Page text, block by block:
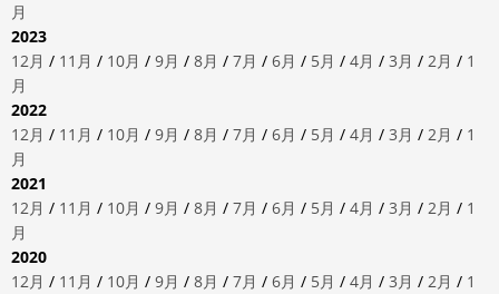
月
2023
12月 / 11月 / 10月 / 9月 / 8月 / 7月 / 6月 / 5月 / 4月 / 3月 / 2月 / 1
月
2022
12月 / 11月 / 10月 / 9月 / 8月 / 7月 / 6月 / 5月 / 4月 / 3月 / 2月 / 1
月
2021
12月 / 11月 / 10月 / 9月 / 8月 / 7月 / 6月 / 5月 / 4月 / 3月 / 2月 / 1
月
2020
12月 / 11月 / 10月 / 9月 / 8月 / 7月 / 6月 / 5月 / 4月 / 3月 / 2月 / 1